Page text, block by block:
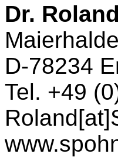
Dr.
D-78234
Tel. +49